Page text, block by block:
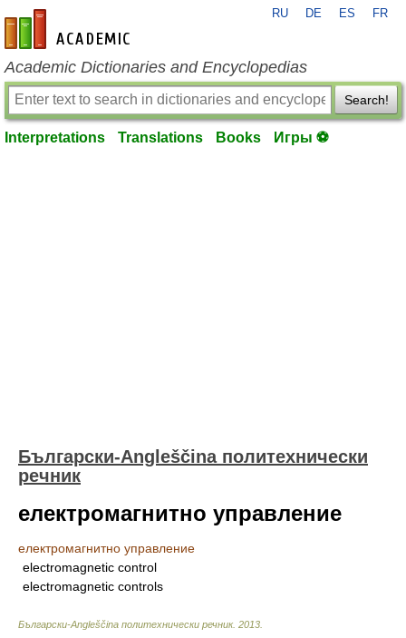
en-academic.com
RU DE ES FR
Academic Dictionaries and Encyclopedias
Search!
Interpretations Translations Books Игры ⚽
Български-Angleščina политехнически
речник
електромагнитно управление
електромагнитно управление
electromagnetic control
electromagnetic controls
Български-Angleščina политехнически речник. 2013